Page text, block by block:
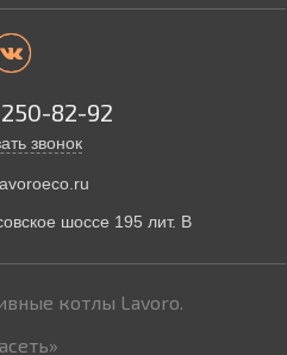
82-92
звонок
шоссе 195 лит. В
котлы Lavoro.